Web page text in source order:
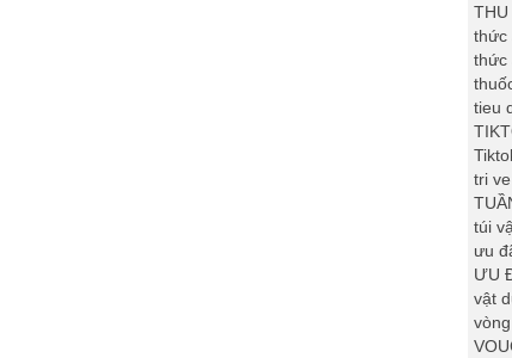
THU
thức
thức
tieu
tri
túi
ưu
ƯU
vật